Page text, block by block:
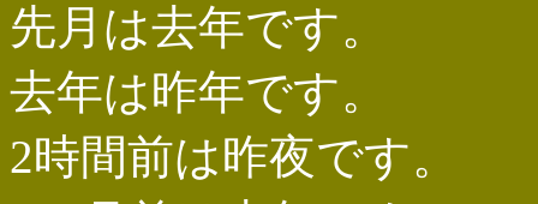
先月は去年です。
去年は昨年です。
2時間前は昨夜です。